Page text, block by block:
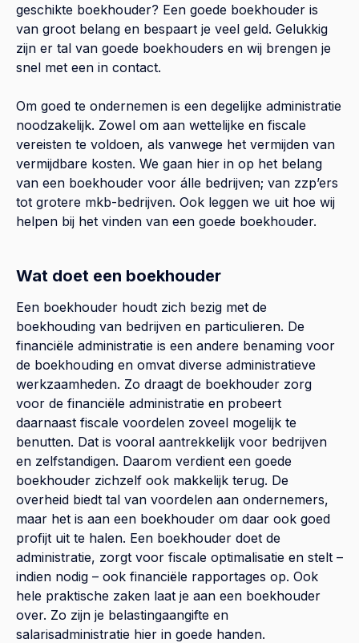
geschikte boekhouder? Een goede boekhouder is
van groot belang en bespaart je veel geld. Gelukkig
zijn er tal van goede boekhouders en wij brengen je
snel met een in contact.
Om goed te ondernemen is een degelijke administratie
noodzakelijk. Zowel om aan wettelijke en fiscale
vereisten te voldoen, als vanwege het vermijden van
vermijdbare kosten. We gaan hier in op het belang
van een boekhouder voor álle bedrijven; van zzp’ers
tot grotere mkb-bedrijven. Ook leggen we uit hoe wij
helpen bij het vinden van een goede boekhouder.
Wat doet een boekhouder
Een boekhouder houdt zich bezig met de
boekhouding van bedrijven en particulieren. De
financiële administratie is een andere benaming voor
de boekhouding en omvat diverse administratieve
werkzaamheden. Zo draagt de boekhouder zorg
voor de financiële administratie en probeert
daarnaast fiscale voordelen zoveel mogelijk te
benutten. Dat is vooral aantrekkelijk voor bedrijven
en zelfstandigen. Daarom verdient een goede
boekhouder zichzelf ook makkelijk terug. De
overheid biedt tal van voordelen aan ondernemers,
maar het is aan een boekhouder om daar ook goed
profijt uit te halen. Een boekhouder doet de
administratie, zorgt voor fiscale optimalisatie en stelt –
indien nodig – ook financiële rapportages op. Ook
hele praktische zaken laat je aan een boekhouder
over. Zo zijn je belastingaangifte en
salarisadministratie hier in goede handen.